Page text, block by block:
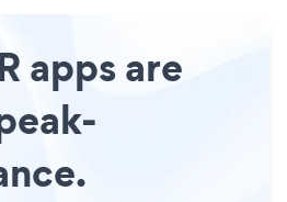
apps are